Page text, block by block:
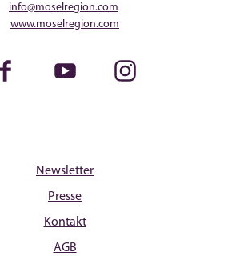
info@moselregion.com
www.moselregion.com
Facebook Youtube Instagram
Newsletter
Presse
Kontakt
AGB